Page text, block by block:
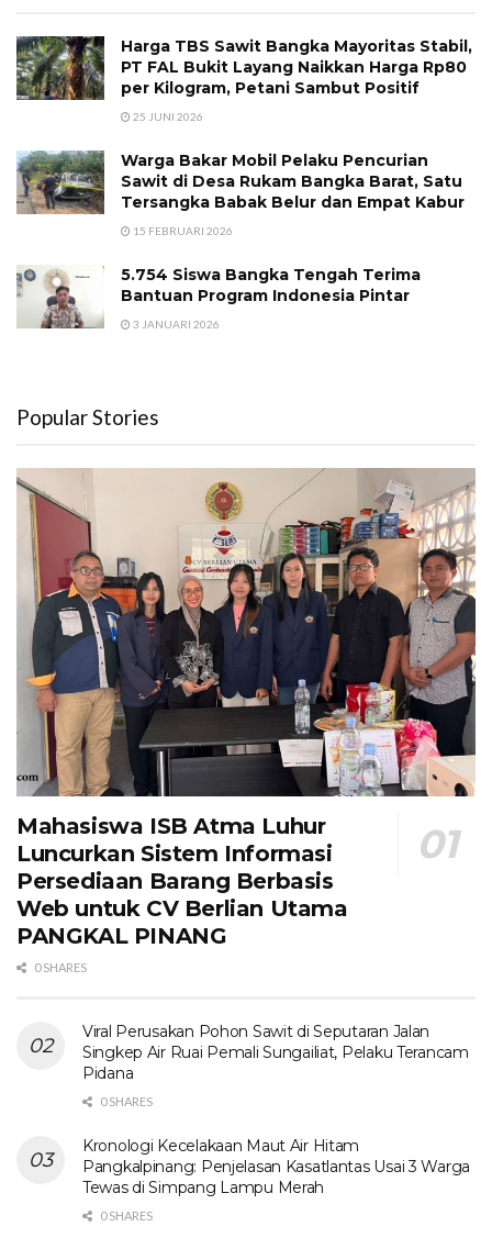
Harga TBS Sawit Bangka Mayoritas Stabil,
PT FAL Bukit Layang Naikkan Harga Rp80
per Kilogram, Petani Sambut Positif
25 JUNI 2026
Warga Bakar Mobil Pelaku Pencurian
Sawit di Desa Rukam Bangka Barat, Satu
Tersangka Babak Belur dan Empat Kabur
15 FEBRUARI 2026
5.754 Siswa Bangka Tengah Terima
Bantuan Program Indonesia Pintar
3 JANUARI 2026
Popular Stories
Mahasiswa ISB Atma Luhur
Luncurkan Sistem Informasi
Persediaan Barang Berbasis
Web untuk CV Berlian Utama​
PANGKAL PINANG
0 SHARES
Viral Perusakan Pohon Sawit di Seputaran Jalan
Singkep Air Ruai Pemali Sungailiat, Pelaku Terancam
Pidana
0 SHARES
Kronologi Kecelakaan Maut Air Hitam
Pangkalpinang: Penjelasan Kasatlantas Usai 3 Warga
Tewas di Simpang Lampu Merah
0 SHARES